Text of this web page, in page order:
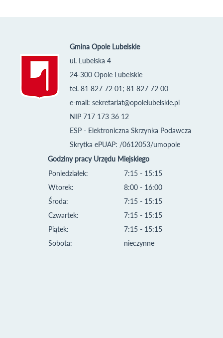
Gmina Opole Lubelskie
ul. Lubelska 4
24-300 Opole Lubelskie
tel. 81 827 72 01; 81 827 72 00
e-mail: sekretariat@opolelubelskie.pl
NIP 717 173 36 12
ESP - Elektroniczna Skrzynka Podawcza
Skrytka ePUAP: /0612053/umopole
Godziny pracy Urzędu Miejskiego
Poniedziałek:
Wtorek:
Środa:
Czwartek:
Piątek:
Sobota:
7:15 - 15:15
8:00 - 16:00
7:15 - 15:15
7:15 - 15:15
7:15 - 15:15
nieczynne